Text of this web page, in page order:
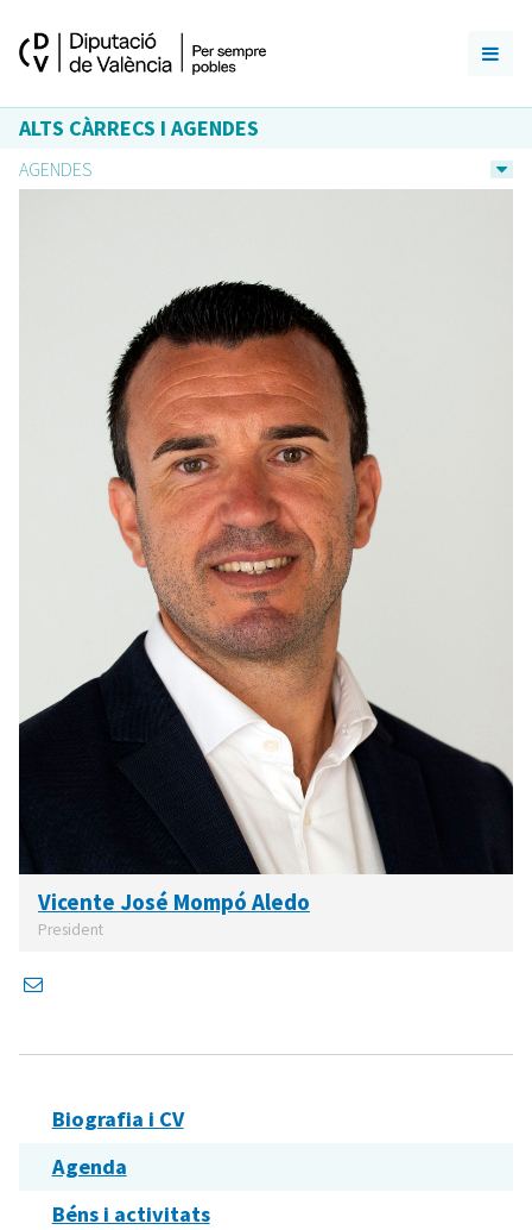
ALTS CÀRRECS I AGENDES
AGENDES
Vicente José Mompó Aledo
President
Biografia i CV
Agenda
Béns i activitats